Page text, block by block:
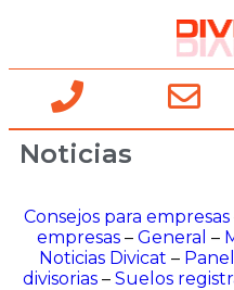
Noticias
Consejos para empresas
empresas– General –
Noticias Divicat –
divisorias – Suelos